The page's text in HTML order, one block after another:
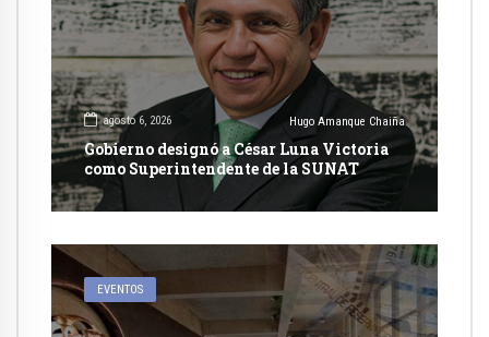
agosto 6, 2026 Hugo Amanque Chaiña
Gobierno designó a César Luna Victoria
como Superintendente de la SUNAT
EVENTOS